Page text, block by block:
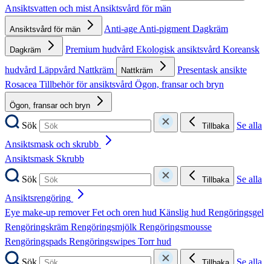
Ansiktsvatten och mistAnsiktsvård för män
Ansiktsvård för män Anti-ageAnti-pigmentDagkräm
Dagkräm Premium hudvård Ekologisk ansiktsvård Koreansk
hudvård Läppvård Nattkräm Nattkräm
Presentask ansikte
Rosacea Tillbehör för ansiktsvård Ögon, fransar och bryn
Ögon, fransar och bryn
Sök Tillbaka
Se alla
Ansiktsmask och skrubb
Ansiktsmask Skrubb
Sök
Tillbaka
Se alla
Ansiktsrengöring
Eye make-up removerFet och oren hud Känslig hud Rengöringsgel
Rengöringskräm Rengöringsmjölk Rengöringsmousse
Rengöringspads Rengöringswipes Torr hud